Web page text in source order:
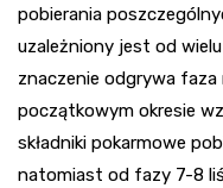
pobierania
uzależniony jest od
znaczenie odgrywa faza
początkowym okresie
składniki pokarmowe
natomiast od fazy 7-8